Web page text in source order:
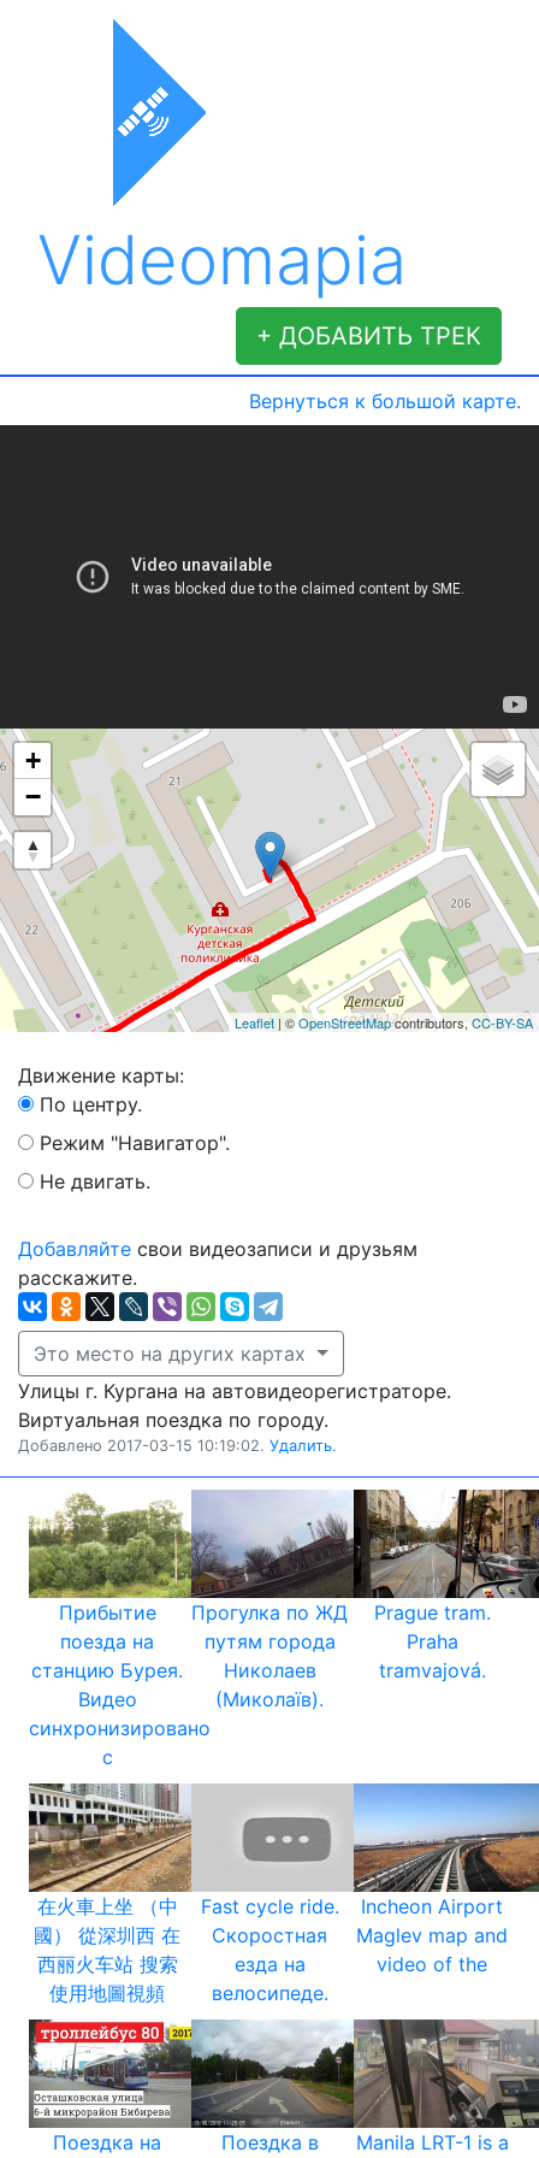
Videomapia
+ ДОБАВИТЬ ТРЕК
Вернуться к большой карте.
+
−
Leaflet | ©OpenStreetMapcontributors, CC-BY-SA
Движение карты:
По центру.
Режим "Навигатор".
Не двигать.
Добавляйте свои видеозаписи и друзьям
расскажите.
Это место на других картах
Улицы г. Кургана на автовидеорегистраторе.
Виртуальная поездка по городу.
Добавлено 2017-03-15 10:19:02. Удалить.
Прибытие
поезда на
станцию Бурея.
Видео
синхронизировано
с
Прогулка по ЖД
путям города
Николаев
(Миколаїв).
Prague tram.
Praha
tramvajová.
在火車上坐 （中
國） 從深圳西 在
西丽火车站 搜索
使用地圖視頻
Fast cycle ride.
Скоростная
езда на
велосипеде.
Incheon Airport
Maglev map and
video of the
Поездка на Поездка в Manila LRT-1 is a